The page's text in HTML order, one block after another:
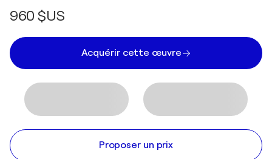
960 $US
Acquérir cette œuvre
Proposer un prix